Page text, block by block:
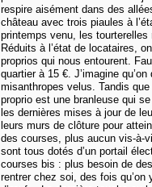
respire aisément dans des
château avec trois piaules à
printemps venu, les
Réduits à l’état de locataires,
proprios qui nous entourent.
quartier à 15 €. J’imagine
misanthropes velus. Tandis
proprio est une branleuse qui
les dernières mises à jour de
leurs murs de clôture pour
des courses, plus aucun vis-à-
sont tous dotés d’un portail
courses bis : plus besoin de
rentrer chez soi, des fois